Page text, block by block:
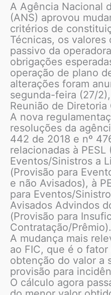
A Agência Nacional
(ANS) aprovou
critérios de
Técnicas, os
passivo da
obrigações
operação de plano
alterações foram
segunda-feira (27/
Reunião de Diretoria
A nova
resoluções da
442 de 2018 e nº
relacionadas à PESL
Eventos/Sinistros a
(Provisão para
e não Avisados), à
para Eventos/
Avisados Advindos
(Provisão para
Contratação/Prêmio).
A mudança mais
ao FIC, que é o
obtenção do valor a
provisão para
O cálculo agora